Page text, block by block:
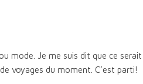
mode. Je me suis dit que ce
voyages du moment. C’est parti!